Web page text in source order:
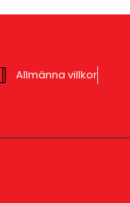
Allmänna villkor